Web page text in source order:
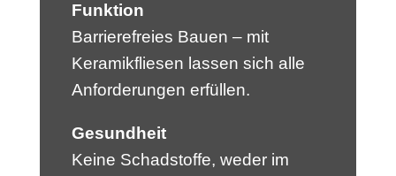
Funktion
­Barrierefreies Bauen – mit
Keramikfliesen lassen sich alle
Anforderungen erfüllen.
Gesundheit
Keine Schadstoffe, weder im